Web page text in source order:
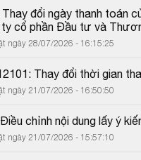
Thay đổi ngày thanh toán
cổ phần Đầu tư và
ngày 28/07/2026 - 16:15:25
Thay đổi thời gian
ngày 21/07/2026 - 16:50:50
chỉnh nội dung lấy ý
ngày 21/07/2026 - 15:57:10